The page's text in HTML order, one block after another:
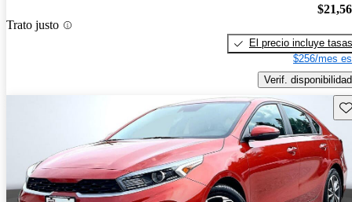
Trato justo
El precio incluye tasas
$256/mes
Verif. disponibilidad